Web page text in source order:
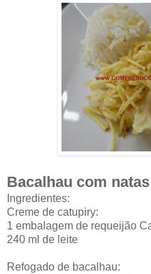
Bacalhau com
Ingredientes:
Creme de catupiry:
1 embalagem de requeijão
240 ml de leite
Refogado de bacalhau: